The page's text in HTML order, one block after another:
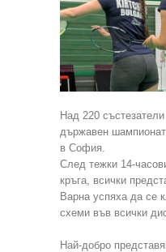
Над 220
държавен
в София.
След тежки 14-
кръга, всички
Варна успяха да се
схеми във всички
Най-добро